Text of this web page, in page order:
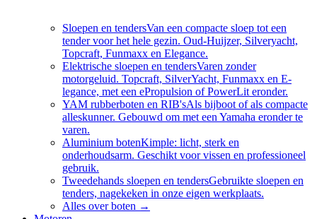
Sloepen en tendersVan een compacte sloep tot een
tender voor het hele gezin. Oud-Huijzer, Silveryacht,
Topcraft, Funmaxx en Elegance.
Elektrische sloepen en tendersVaren zonder
motorgeluid. Topcraft, SilverYacht, Funmaxx en E-
legance, met een ePropulsion of PowerLit eronder.
YAM rubberboten en RIB'sAls bijboot of als compacte
alleskunner. Gebouwd om met een Yamaha eronder te
varen.
Aluminium botenKimple: licht, sterk en
onderhoudsarm. Geschikt voor vissen en professioneel
gebruik.
Tweedehands sloepen en tendersGebruikte sloepen en
tenders, nagekeken in onze eigen werkplaats.
Alles overboten →